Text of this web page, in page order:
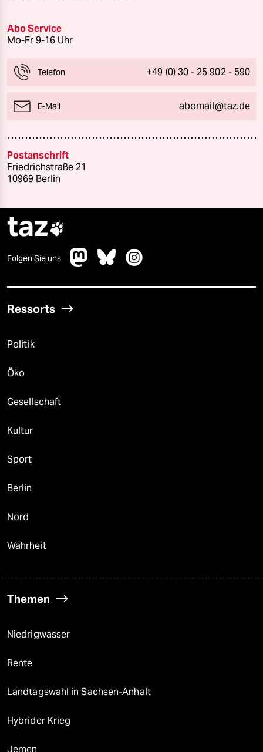
Abo Service
Mo-Fr 9-16 Uhr
Telefon +49 (0) 30 - 25 902 - 590
E-Mail abomail@taz.de
Postanschrift
Friedrichstraße 21
10969 Berlin
taz
Folgen Sie uns
Ressorts
Politik
Öko
Gesellschaft
Kultur
Sport
Berlin
Nord
Wahrheit
Themen
Niedrigwasser
Rente
Landtagswahl in Sachsen-Anhalt
Hybrider Krieg
Jemen